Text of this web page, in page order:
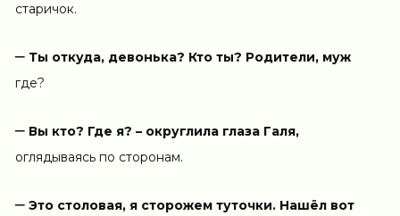
старичок.
– Ты откуда, девонька? Кто ты? Родители, муж
где?
– Вы кто? Где я? – округлила глаза Галя,
оглядываясь по сторонам.
– Это столовая, я сторожем туточки. Нашёл вот